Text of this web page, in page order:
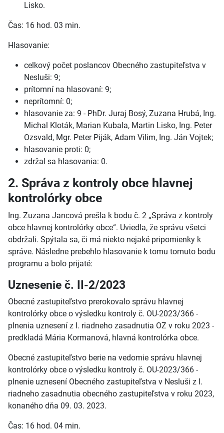
Lisko.
Čas: 16 hod. 03 min.
Hlasovanie:
celkový počet poslancov Obecného zastupiteľstva v
Nesluši: 9;
prítomní na hlasovaní: 9;
neprítomní: 0;
hlasovanie za: 9 - PhDr. Juraj Bosý, Zuzana Hrubá, Ing.
Michal Kloták, Marian Kubala, Martin Lisko, Ing. Peter
Ozsvald, Mgr. Peter Piják, Adam Vilim, Ing. Ján Vojtek;
hlasovanie proti: 0;
zdržal sa hlasovania: 0.
2. Správa z kontroly obce hlavnej
kontrolórky obce
Ing. Zuzana Jancová prešla k bodu č. 2 „Správa z kontroly
obce hlavnej kontrolórky obce“. Uviedla, že správu všetci
obdržali. Spýtala sa, či má niekto nejaké pripomienky k
správe. Následne prebehlo hlasovanie k tomu tomuto bodu
programu a bolo prijaté:
Uznesenie č. II-2/2023
Obecné zastupiteľstvo prerokovalo správu hlavnej
kontrolórky obce o výsledku kontroly č. OU-2023/366 -
plnenia uznesení z I. riadneho zasadnutia OZ v roku 2023 -
predkladá Mária Kormanová, hlavná kontrolórka obce.
Obecné zastupiteľstvo berie na vedomie správu hlavnej
kontrolórky obce o výsledku kontroly č. OU-2023/366 -
plnenie uznesení Obecného zastupiteľstva v Nesluši z I.
riadneho zasadnutia obecného zastupiteľstva v roku 2023,
konaného dňa 09. 03. 2023.
Čas: 16 hod. 04 min.